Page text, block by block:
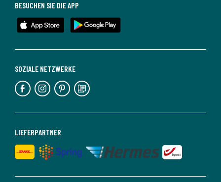
LIEFERPARTNER
SOZIALE NETZWERKE
BESUCHEN SIE DIE APP